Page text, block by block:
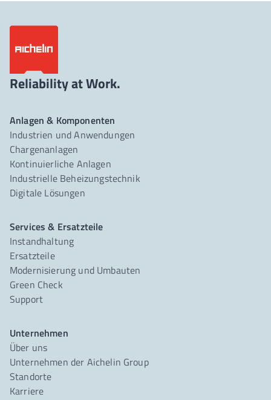
Reliability at Work.
Anlagen & Komponenten
Industrien und Anwendungen
Chargenanlagen
Kontinuierliche Anlagen
Industrielle Beheizungstechnik
Digitale Lösungen
Services & Ersatzteile
Instandhaltung
Ersatzteile
Modernisierung und Umbauten
Green Check
Support
Unternehmen
Über uns
Unternehmen der Aichelin Group
Standorte
Karriere